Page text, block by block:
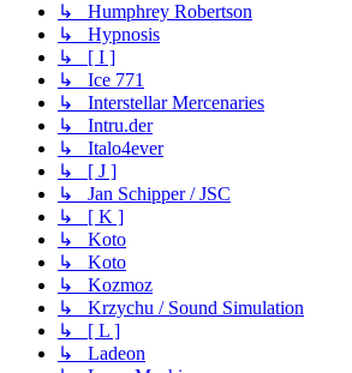
↳ Humphrey Robertson
↳ Hypnosis
↳ [ I ]
↳ Ice 771
↳ Interstellar Mercenaries
↳ Intru.der
↳ Italo4ever
↳ [ J ]
↳ Jan Schipper / JSC
↳ [ K ]
↳ Koto
↳ Koto
↳ Kozmoz
↳ Krzychu / Sound Simulation
↳ [ L ]
↳ Ladeon